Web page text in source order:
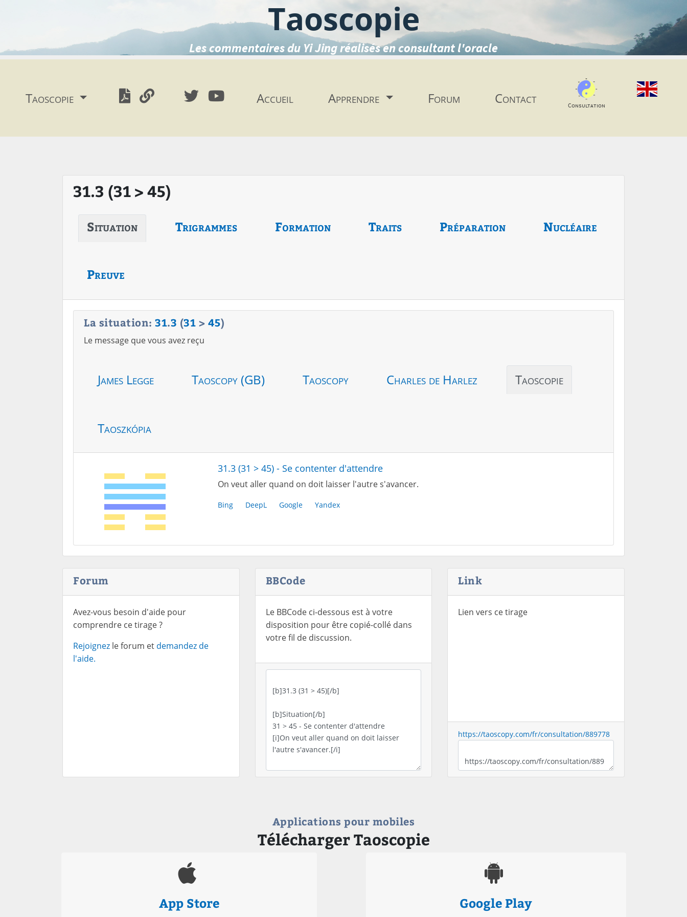
Taoscopie
Les commentaires du Yi Jing réalisés en consultant l'oracle
Taoscopie Accueil Apprendre Forum Contact Consultation
31.3 (31 > 45)
Situation Trigrammes Formation Traits Préparation Nucléaire
Preuve
La situation: 31.3 (31 > 45)
Le message que vous avez reçu
James Legge Taoscopy (GB) Taoscopy Charles de Harlez Taoscopie
Taoszkópia
31.3 (31 > 45) - Se contenter d'attendre
On veut aller quand on doit laisser l'autre s'avancer.
Bing DeepL Google Yandex
Forum
Avez-vous besoin d'aide pour
comprendre ce tirage ?
Rejoignez le forum et demandez de
l'aide.
BBCode
Le BBCode ci-dessous est à votre
disposition pour être copié-collé dans
votre fil de discussion.
Link
Lien vers ce tirage
https://taoscopy.com/fr/consultation/889778
Applications pour mobiles
Télécharger Taoscopie
App Store Google Play